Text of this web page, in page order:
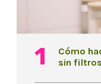
Cómo
sin filtros